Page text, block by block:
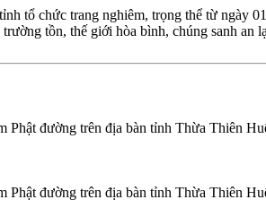
tổ chức trang nghiêm, trọng thể từ ngày
tồn, thế giới hòa bình, chúng sanh
đường trên địa bàn tỉnh Thừa Thiên
đường trên địa bàn tỉnh Thừa Thiên